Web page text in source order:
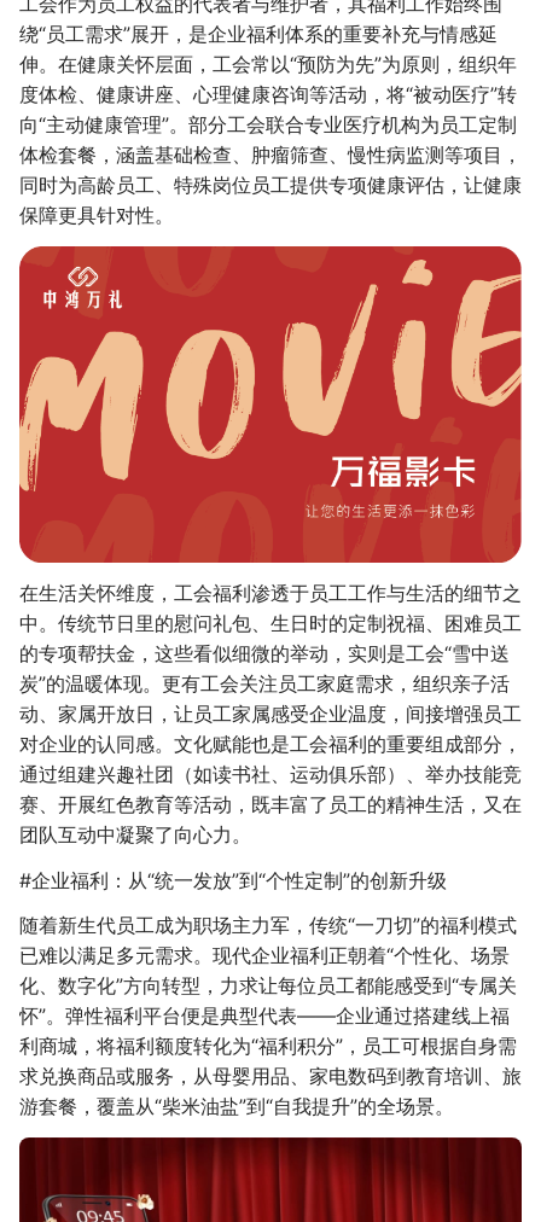
绕“员工需求”展开，是企业福利体系的重要补充与情感延
伸。在健康关怀层面，工会常以“预防为先”为原则，组织年
度体检、健康讲座、心理健康咨询等活动，将“被动医疗”转
向“主动健康管理”。部分工会联合专业医疗机构为员工定制
体检套餐，涵盖基础检查、肿瘤筛查、慢性病监测等项目，
同时为高龄员工、特殊岗位员工提供专项健康评估，让健康
保障更具针对性。
在生活关怀维度，工会福利渗透于员工工作与生活的细节之
中。传统节日里的慰问礼包、生日时的定制祝福、困难员工
的专项帮扶金，这些看似细微的举动，实则是工会“雪中送
炭”的温暖体现。更有工会关注员工家庭需求，组织亲子活
动、家属开放日，让员工家属感受企业温度，间接增强员工
对企业的认同感。文化赋能也是工会福利的重要组成部分，
通过组建兴趣社团（如读书社、运动俱乐部）、举办技能竞
赛、开展红色教育等活动，既丰富了员工的精神生活，又在
团队互动中凝聚了向心力。
#企业福利：从“统一发放”到“个性定制”的创新升级
随着新生代员工成为职场主力军，传统“一刀切”的福利模式
已难以满足多元需求。现代企业福利正朝着“个性化、场景
化、数字化”方向转型，力求让每位员工都能感受到“专属关
怀”。弹性福利平台便是典型代表——企业通过搭建线上福
利商城，将福利额度转化为“福利积分”，员工可根据自身需
求兑换商品或服务，从母婴用品、家电数码到教育培训、旅
游套餐，覆盖从“柴米油盐”到“自我提升”的全场景。